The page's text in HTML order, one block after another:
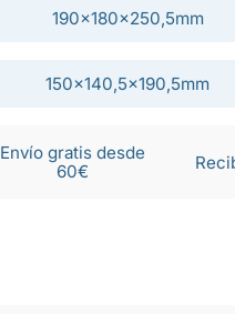
190x180x250,5mm
150x140,5x190,5mm
Envío gratis desde
60€